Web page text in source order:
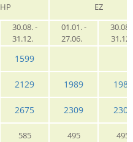
EZ
30.08. -
31.12.
01.01. -
27.06.
30.08.
1599
2129 1989 1989
2675 2309 2309
585 495 495